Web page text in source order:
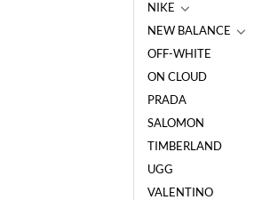
NIKE
NEW BALANCE
OFF-WHITE
ON CLOUD
PRADA
SALOMON
TIMBERLAND
UGG
VALENTINO